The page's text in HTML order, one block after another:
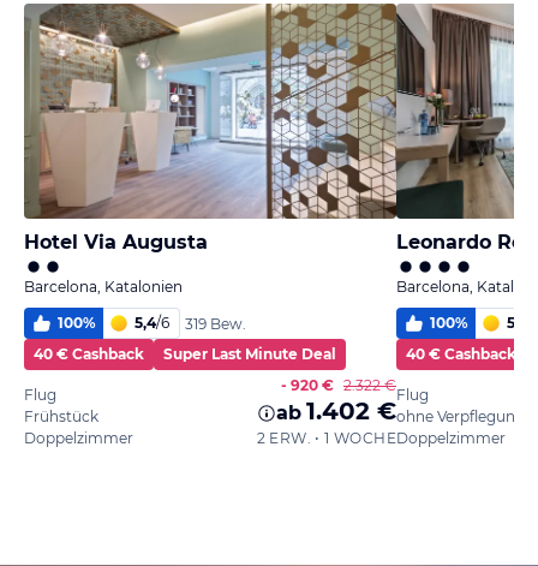
Hotel Via Augusta
Barcelona, Katalonien
100% 5,4/6
319 Bew.
40 € Cashback
Super Last Minute Deal
Flug
Frühstück
Doppelzimmer
- 920 € 2.322 €
ab 1.402 €
2 ERW. • 1 WOCHE
Leonardo
Barcelona,
100% 5,6
40 € Cashback
Flug
ohne Verpflegung
Doppelzimmer